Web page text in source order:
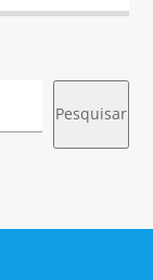
Pesquisar